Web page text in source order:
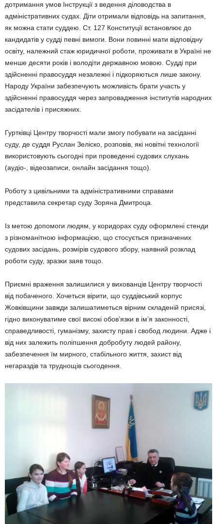
дотримання умов Інструкції з ведення діловодства в
адміністративних судах. Діти отримали відповідь на запитання,
як можна стати суддею. Ст. 127 Конституції встановлює до
кандидатів у судді певні вимоги. Вони повинні мати відповідну
освіту, належний стаж юридичної роботи, проживати в Україні не
менше десяти років і володіти державною мовою. Судді при
здійсненні правосуддя незалежні і підкоряються лише закону.
Народу України забезпечують можливість брати участь у
здійсненні правосуддя через запровадження інститутів народних
засідателів і присяжних.
Гуртківці Центру творчості мали змогу побувати на засіданні
суду, де суддя Руслан Зеліско, розповів, які новітні технології
використовують сьогодні при проведенні судових слухань
(аудіо-, відеозаписи, онлайн засідання тощо).
Роботу з цивільними та адміністративними справами
представила секретар суду Зоряна Дмитроца.
Із метою допомоги людям, у коридорах суду оформлені стенди
з різноманітною інформацією, що стосується призначених
судових засідань, розмірів судового збору, наявний розклад
роботи суду, зразки заяв тощо.
Приємні враження залишилися у вихованців Центру творчості
від побаченого. Хочеться вірити, що суддівський корпус
Жовківщини завжди залишатиметься вірним складеній присязі,
гідно виконуватиме свої високі обов’язки в ім’я законності,
справедливості, гуманізму, захисту прав і свобод людини. Адже і
від них залежить поліпшення добробуту людей району,
забезпечення їм мирного, стабільного життя, захист від
негараздів та труднощів сьогодення.